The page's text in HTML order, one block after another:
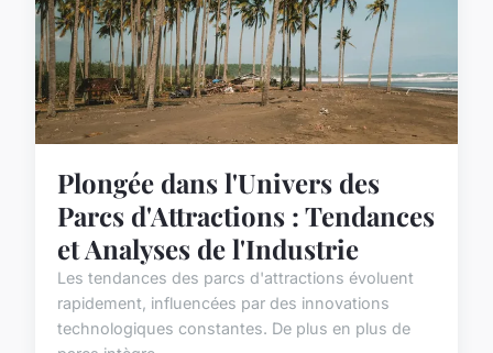
Plongée dans l'Univers des
Parcs d'Attractions : Tendances
et Analyses de l'Industrie
Les tendances des parcs d'attractions évoluent
rapidement, influencées par des innovations
technologiques constantes. De plus en plus de